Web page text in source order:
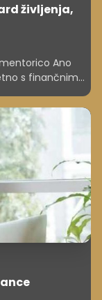
življenja,
Ano
s finančnimi
nečesa, kar si s
več privoščiti.